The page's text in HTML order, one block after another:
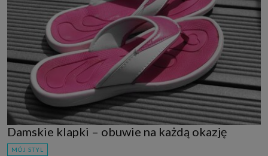
Damskie klapki – obuwie na każdą okazję
MÓJ STYL